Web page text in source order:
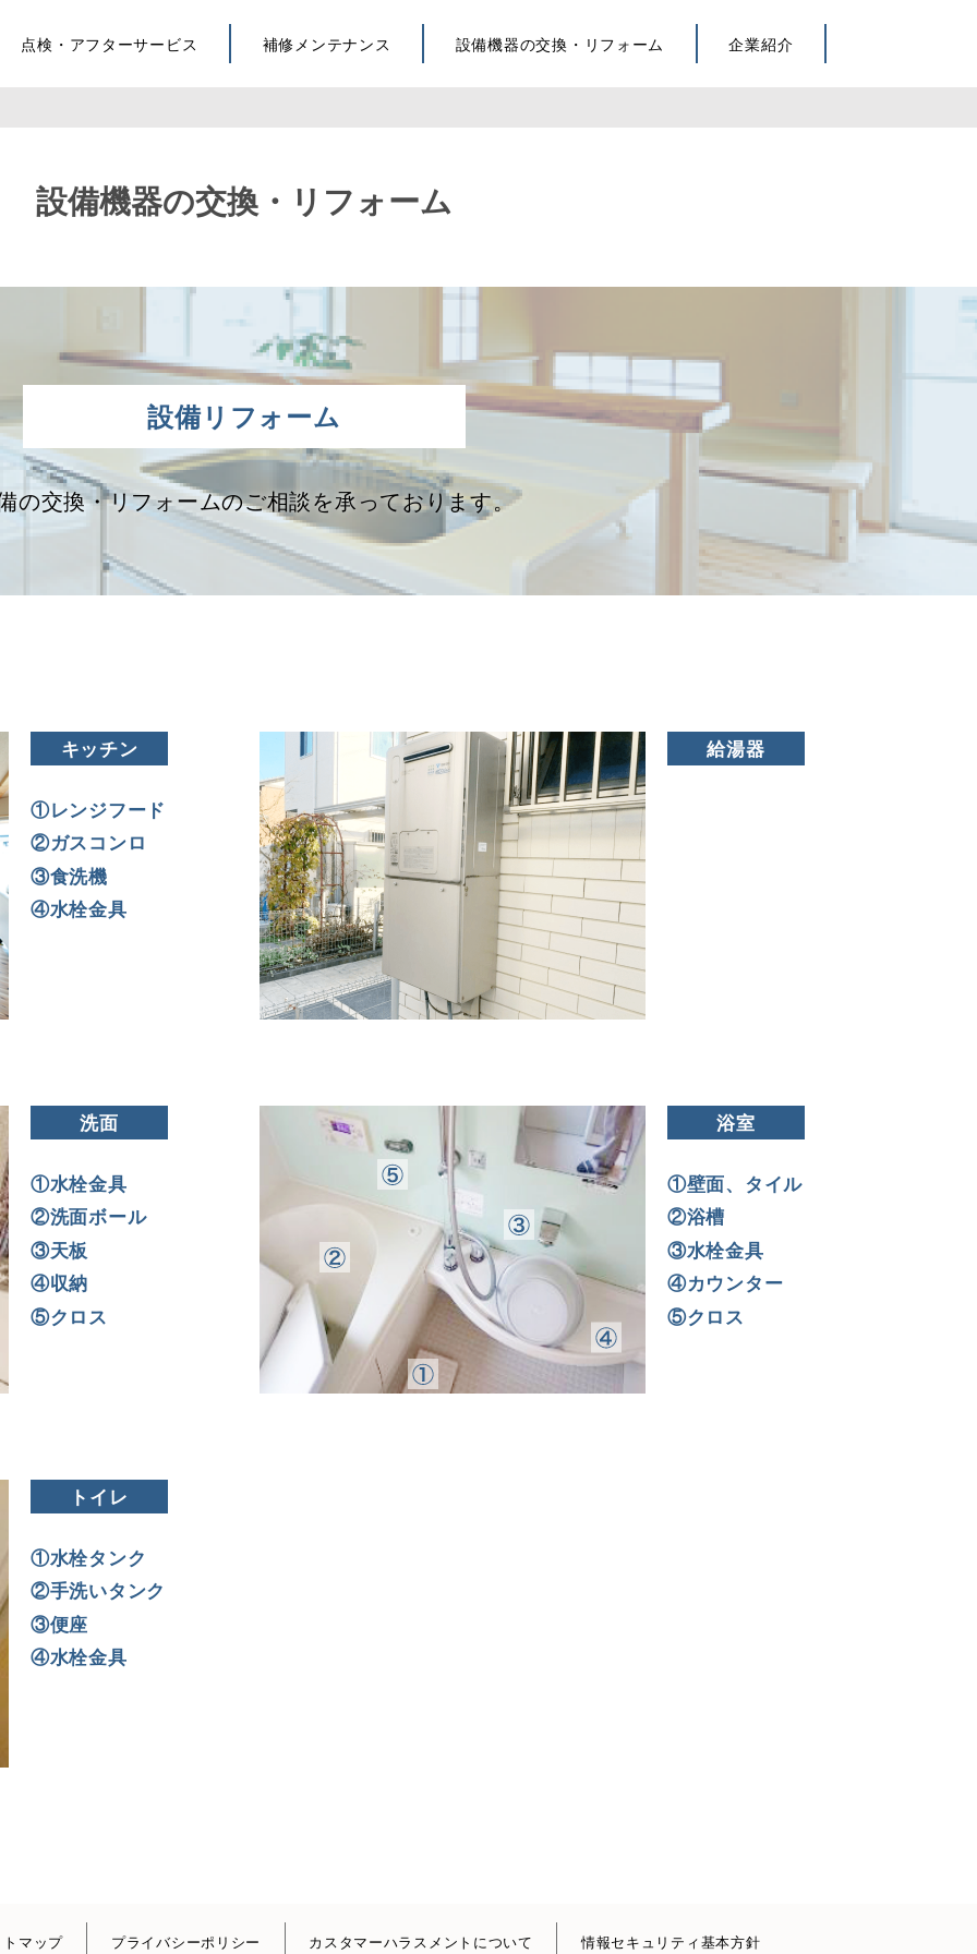
点検・アフターサービス 補修メンテナンス 設備機器の交換・リフォーム 企業紹介
設備機器の交換・リフォーム
設備リフォーム
の交換・リフォームのご相談を承っております。
キッチン
①レンジフード
②ガスコンロ
③食洗機
④水栓金具
給湯器
洗面
①水栓金具
②洗面ボール
③天板
④収納
⑤クロス
浴室
①壁面、タイル
②浴槽
③水栓金具
④カウンター
⑤クロス
トイレ
①水栓タンク
②手洗いタンク
③便座
④水栓金具
マップ プライバシーポリシー カスタマーハラスメントについて 情報セキュリティ基本方針